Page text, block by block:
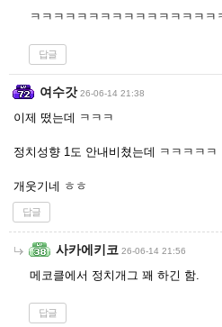
ㅋㅋㅋㅋㅋㅋㅋㅋㅋㅋㅋㅋㅋㅋㅋㅋ
답글
여수갓 26-06-14 21:38
이제 떴는데 ㅋㅋㅋ
정치성향 1도 안내비쳤는데 ㅋㅋㅋㅋㅋ
개웃기네 ㅎㅎ
답글
사카에키코 26-06-14 21:56
메코클에서 정치개그 꽤 하긴 함.
답글